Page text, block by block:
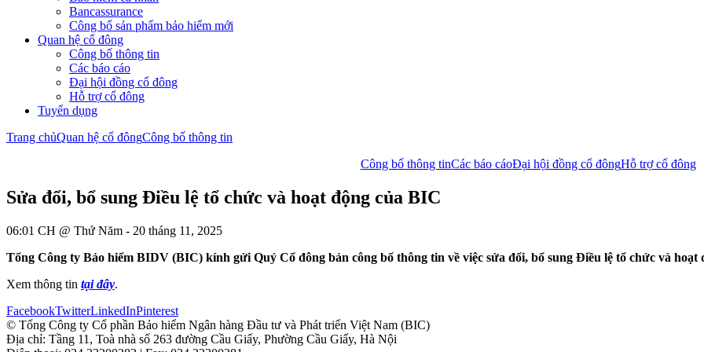
Bancassurance
Công bố sản phẩm bảo hiểm mới
Quan hệ cổ đông
Công bố thông tin
Các báo cáo
Đại hội đồng cổ đông
Hỗ trợ cổ đông
Tuyển dụng
Trang chủQuan hệ cổ đôngCông bố thông tin
Công bố thông tinCác báo cáoĐại hội đồng cổ đôngHỗ trợ cổ đông
Sửa đổi, bổ sung Điều lệ tổ chức và hoạt động của BIC
06:01 CH @ Thứ Năm - 20 tháng 11, 2025
Tổng Công ty Bảo hiểm BIDV (BIC) kính gửi Quý Cổ đông bản công bố thông tin về việc sửa đổi, bổ sung Điều lệ tổ chức và hoạt
Xem thông tin tại đây.
FacebookTwitterLinkedInPinterest
© Tổng Công ty Cổ phần Bảo hiểm Ngân hàng Đầu tư và Phát triển Việt Nam (BIC)
Địa chỉ: Tầng 11, Toà nhà số 263 đường Cầu Giấy, Phường Cầu Giấy, Hà Nội